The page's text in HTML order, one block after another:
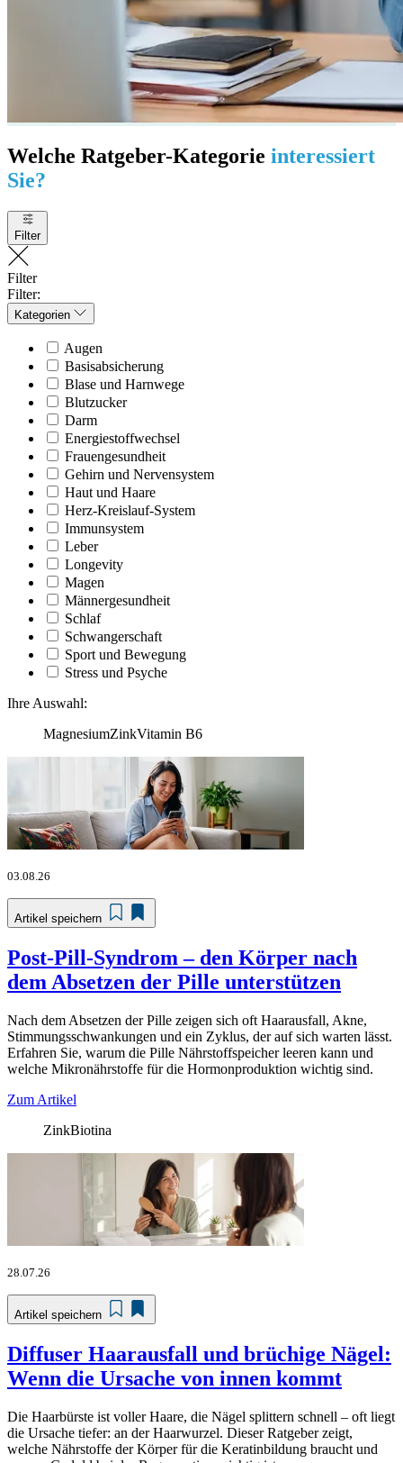
Welche Ratgeber-Kategorie interessiert
Sie?
Filter
Filter
Filter:
Kategorien
Augen
Basisabsicherung
Blase und Harnwege
Blutzucker
Darm
Energiestoffwechsel
Frauengesundheit
Gehirn und Nervensystem
Haut und Haare
Herz-Kreislauf-System
Immunsystem
Leber
Longevity
Magen
Männergesundheit
Schlaf
Schwangerschaft
Sport und Bewegung
Stress und Psyche
Ihre Auswahl:
MagnesiumZinkVitamin B6
03.08.26
Artikel speichern
Post-Pill-Syndrom – den Körper nach
dem Absetzen der Pille unterstützen
Nach dem Absetzen der Pille zeigen sich oft Haarausfall, Akne,
Stimmungsschwankungen und ein Zyklus, der auf sich warten lässt.
Erfahren Sie, warum die Pille Nährstoffspeicher leeren kann und
welche Mikronährstoffe für die Hormonproduktion wichtig sind.
Zum Artikel
ZinkBiotina
28.07.26
Artikel speichern
Diffuser Haarausfall und brüchige Nägel:
Wenn die Ursache von innen kommt
Die Haarbürste ist voller Haare, die Nägel splittern schnell – oft liegt
die Ursache tiefer: an der Haarwurzel. Dieser Ratgeber zeigt,
welche Nährstoffe der Körper für die Keratinbildung braucht und